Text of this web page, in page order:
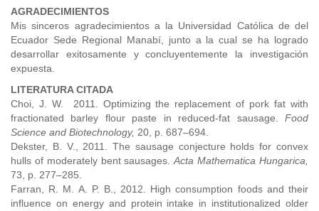
AGRADECIMIENTOS
Mis sinceros agradecimientos a la Universidad Católica de del
Ecuador Sede Regional Manabí, junto a la cual se ha logrado
desarrollar exitosamente y concluyentemente la investigación
expuesta.
LITERATURA CITADA
Choi, J. W. 2011. Optimizing the replacement of pork fat with
fractionated barley flour paste in reduced-fat sausage. Food
Science and Biotechnology, 20, p. 687–694.
Dekster, B. V., 2011. The sausage conjecture holds for convex
hulls of moderately bent sausages.Acta Mathematica Hungarica,
73, p. 277–285.
Farran, R. M. A. P. B., 2012. High consumption foods and their
influence on energy and protein intake in institutionalized older